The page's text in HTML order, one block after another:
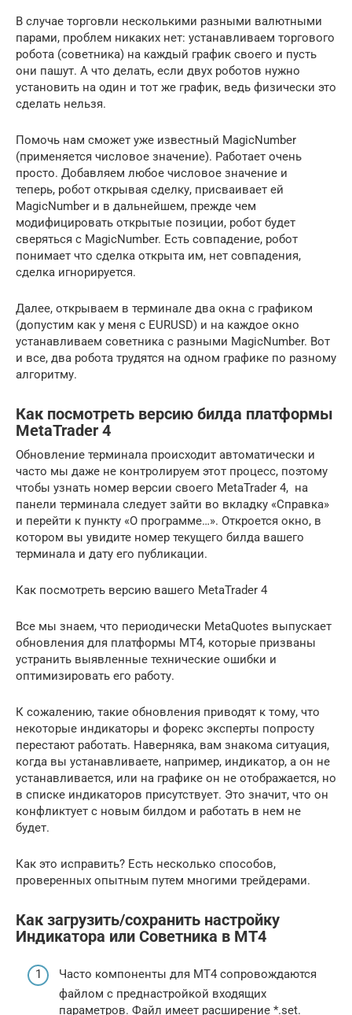
В случае торговли несколькими разными валютными
парами, проблем никаких нет: устанавливаем торгового
робота (советника) на каждый график своего и пусть
они пашут. А что делать, если двух роботов нужно
установить на один и тот же график, ведь физически это
сделать нельзя.
Помочь нам сможет уже известный MagicNumber
(применяется числовое значение). Работает очень
просто. Добавляем любое числовое значение и
теперь, робот открывая сделку, присваивает ей
MagicNumber и в дальнейшем, прежде чем
модифицировать открытые позиции, робот будет
сверяться с MagicNumber. Есть совпадение, робот
понимает что сделка открыта им, нет совпадения,
сделка игнорируется.
Далее, открываем в терминале два окна с графиком
(допустим как у меня с EURUSD) и на каждое окно
устанавливаем советника с разными MagicNumber. Вот
и все, два робота трудятся на одном графике по разному
алгоритму.
Как посмотреть версию билда платформы
MetaTrader 4
Обновление терминала происходит автоматически и
часто мы даже не контролируем этот процесс, поэтому
чтобы узнать номер версии своего MetaTrader 4, на
панели терминала следует зайти во вкладку «Справка»
и перейти к пункту «О программе…». Откроется окно, в
котором вы увидите номер текущего билда вашего
терминала и дату его публикации.
Как посмотреть версию вашего MetaTrader 4
Все мы знаем, что периодически MetaQuotes выпускает
обновления для платформы МТ4, которые призваны
устранить выявленные технические ошибки и
оптимизировать его работу.
К сожалению, такие обновления приводят к тому, что
некоторые индикаторы и форекс эксперты попросту
перестают работать. Наверняка, вам знакома ситуация,
когда вы устанавливаете, например, индикатор, а он не
устанавливается, или на графике он не отображается, но
в списке индикаторов присутствует. Это значит, что он
конфликтует с новым билдом и работать в нем не
будет.
Как это исправить? Есть несколько способов,
проверенных опытным путем многими трейдерами.
Как загрузить/сохранить настройку
Индикатора или Советника в МТ4
Часто компоненты для МТ4 сопровождаются
файлом с преднастройкой входящих
параметров. Файл имеет расширение *.set.